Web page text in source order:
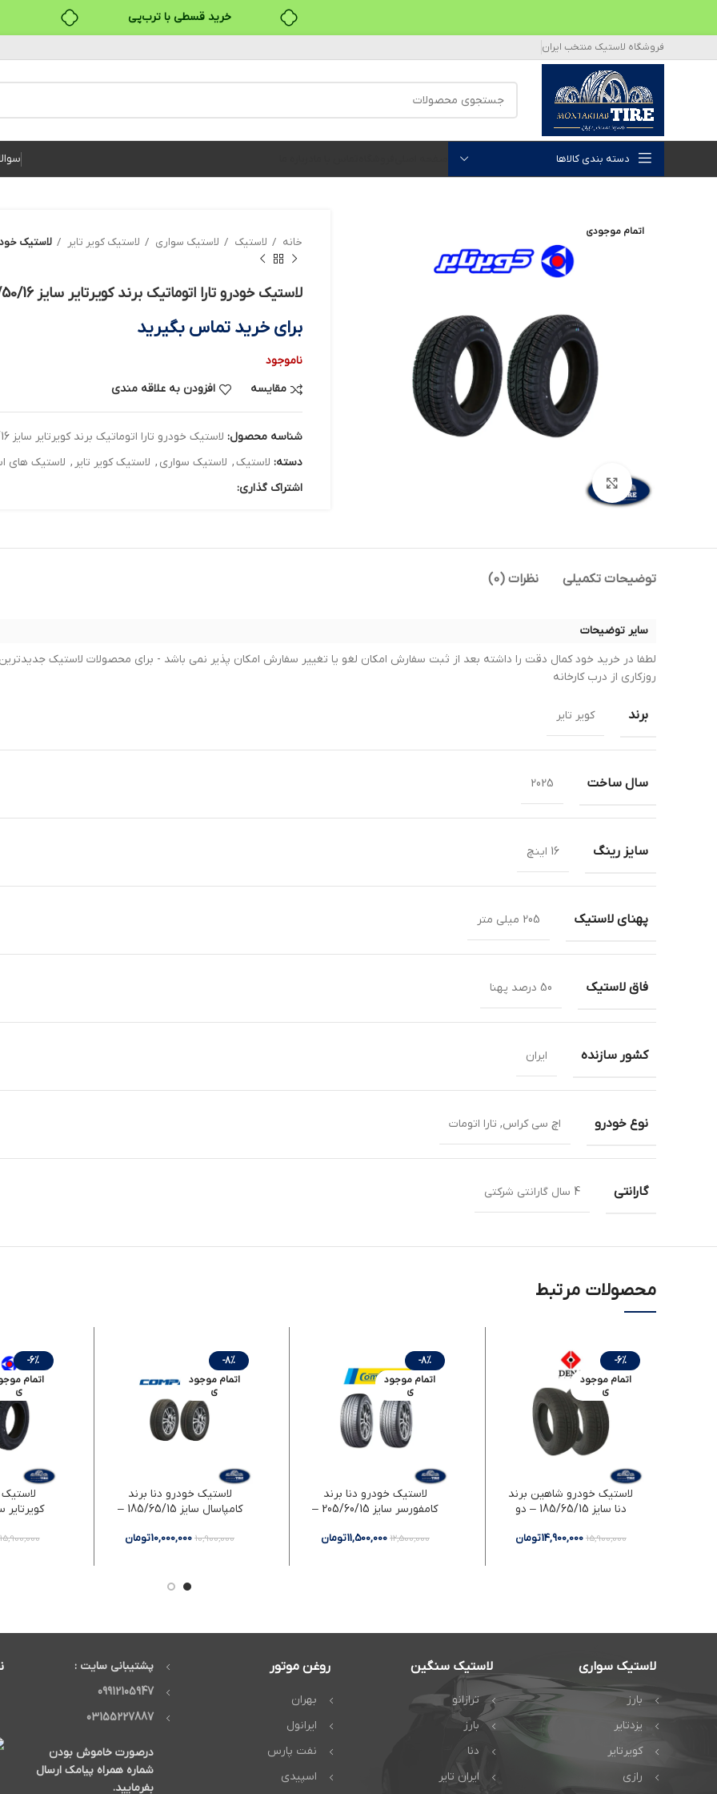
خرید قسطی با ترب‌پی
بدون ضامن، بدون سود
خرید قسطی با ترب‌پی
فروشگاه لاستیک منتخب ایران
دسته بندی کالاها
اتمام موجودی
بزرگنمایی تصویر
خانه لاستیک لاستیک سواری لاستیک کویر تایر لاستیک خودرو
لاستیک خودرو تارا اتوماتیک برند کویرتایر سایز 205/50/16 – دو حلقه
برای خرید تماس بگیرید
ناموجود
مقایسه
افزودن به علاقه مندی
شناسه محصول: لاستیک خودرو تارا اتوماتیک برند کویرتایر سایز 205/50/16 - دو حلقه
دسته: لاستیک, لاستیک سواری , لاستیک کویر تایر , لاستیک های
اشتراک گذاری:
توضیحات تکمیلی نظرات (0)
سایر توضیحات
روزکاری از درب کارخانه
برند کویر تایر
سال ساخت 2025
سایز رینگ 16 اینچ
پهنای لاستیک 205 میلی متر
فاق لاستیک 50 درصد پهنا
کشور سازنده ایران
نوع خودرو اچ سی کراس, تارا اتومات
گارانتی 4 سال گارانتی شرکتی
محصولات مرتبط
-6%
اتمام موجود
ی
لاستیک خودرو شاهین برند
دنا سایز 185/65/15 – دو
15,900,000
14,900,000تومان
-8%
اتمام موجود
ی
لاستیک خودرو دنا برند
کامفورسر سایز 205/60/15 –
12,500,000
11,500,000تومان
-8%
اتمام موجود
ی
لاستیک خودرو دنا برند
کامپاسال سایز 185/65/15 –
10,900,000
10,000,000تومان
-6%
اتمام
ی
لاستیک
15,900,000
لاستیک سواری
بارز
یزدتایر
کویرتایر
رازی
لاستیک سنگین
ترازانو
بارز
دنا
ایران تایر
روغن موتور
بهران
ایرانول
نفت پارس
اسپیدی
پشتیبانی سایت :
09912105947
03155227887
درصورت خاموش بودن
شماره همراه پیامک ارسال
بفرمایید.